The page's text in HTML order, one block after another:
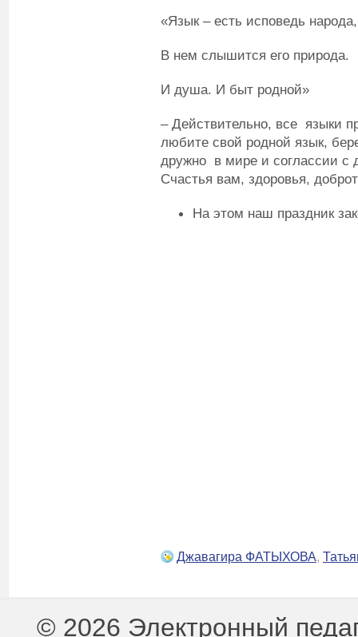
«Язык – есть исповедь народа,
В нем слышится его природа.
И душа. И быт родной»
– Действительно, все языки
любите свой родной язык,
дружно в мире и соглассии с
Счастья вам, здоровья,
На этом наш праздник
Джавагира ФАТЫХОВА,
© 2026 Электронный